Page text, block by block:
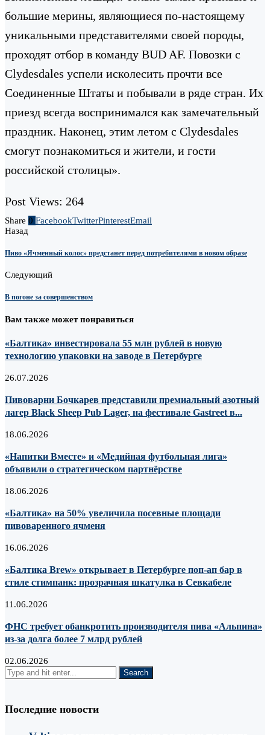
большие мерины, являющиеся по-настоящему
уникальными представителями своей породы,
проходят отбор в команду BUD AF. Повозки с
Clydesdales успели исколесить прочти все
Соединенные Штаты и побывали в ряде стран. Их
приезд всегда воспринимался как замечательный
праздник. Наконец, этим летом с Clydesdales
смогут познакомиться и жители, и гости
российской столицы».
Post Views: 264
Share 0 FacebookTwitterPinterestEmail
Назад
Пиво «Ячменный колос» предстанет перед потребителями в новом образе
Следующий
В погоне за совершенством
Вам также может понравиться
«Балтика» инвестировала 55 млн рублей в новую
технологию упаковки на заводе в Петербурге
26.07.2026
Пивоварни Бочкарев представили премиальный азотный
лагер Black Sheep Pub Lager, на фестивале Gastreet в...
18.06.2026
«Напитки Вместе» и «Медийная футбольная лига»
объявили о стратегическом партнёрстве
18.06.2026
«Балтика» на 50% увеличила посевные площади
пивоваренного ячменя
16.06.2026
«Балтика Brew» открывает в Петербурге поп-ап бар в
стиле стимпанк: прозрачная шкатулка в Севкабеле
11.06.2026
ФНС требует обанкротить производителя пива «Альпина»
из-за долга более 7 млрд рублей
02.06.2026
Последние новости